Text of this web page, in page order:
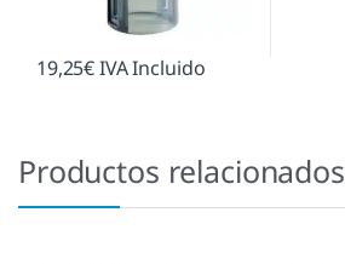
19,25€IVA Incluido
Productos relacionados